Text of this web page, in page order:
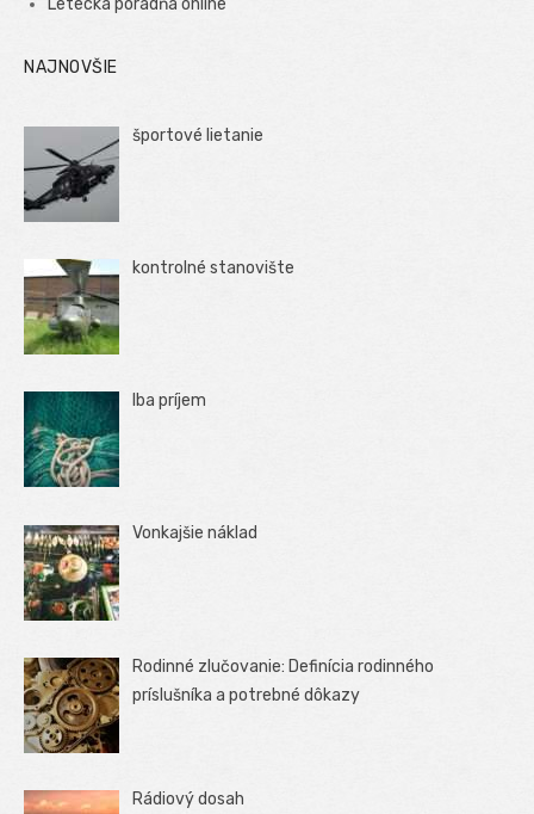
NAJNOVŠIE
športové lietanie
kontrolné stanovište
Iba príjem
Vonkajšie náklad
Rodinné zlučovanie: Definícia rodinného
príslušníka a potrebné dôkazy
Rádiový dosah